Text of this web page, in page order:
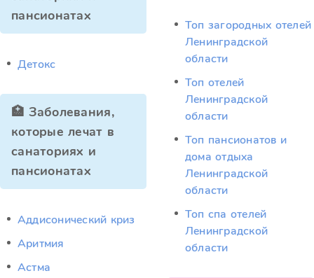
пансионатах
Детокс
🏥 Заболевания,
которые лечат в
санаториях и
пансионатах
Аддисонический криз
Аритмия
Астма
Топ загородных отелей
Ленинградской
области
Топ отелей
Ленинградской
области
Топ пансионатов и
дома отдыха
Ленинградской
области
Топ спа отелей
Ленинградской
области